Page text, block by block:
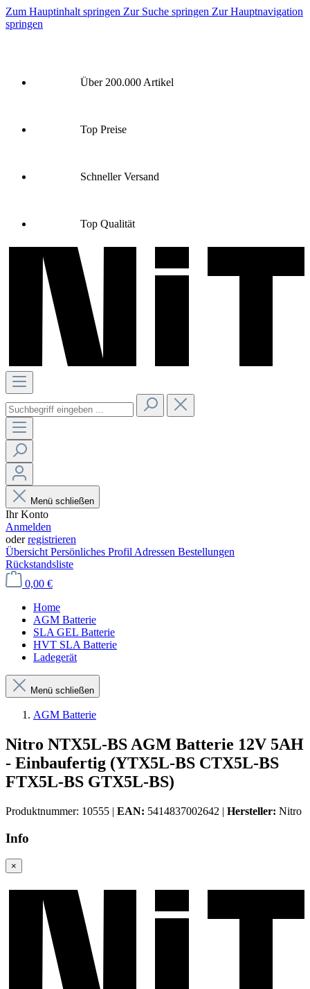
Zum Hauptinhalt springen Zur Suche springen Zur Hauptnavigation
springen
Über 200.000 Artikel
Top Preise
Schneller Versand
Top Qualität
Menü schließen
Ihr Konto
Anmelden
oderregistrieren
Übersicht Persönliches Profil Adressen Bestellungen
Rückstandsliste
0,00 €
Home
AGM Batterie
SLA GEL Batterie
HVT SLA Batterie
Ladegerät
Menü schließen
AGM Batterie
Nitro NTX5L-BS AGM Batterie 12V 5AH
- Einbaufertig (YTX5L-BS CTX5L-BS
FTX5L-BS GTX5L-BS)
Produktnummer: 10555 | EAN: 5414837002642 | Hersteller: Nitro
Info
×